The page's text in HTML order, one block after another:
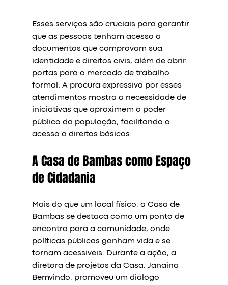
Esses serviços são cruciais para garantir
que as pessoas tenham acesso a
documentos que comprovam sua
identidade e direitos civis, além de abrir
portas para o mercado de trabalho
formal. A procura expressiva por esses
atendimentos mostra a necessidade de
iniciativas que aproximem o poder
público da população, facilitando o
acesso a direitos básicos.
A Casa de Bambas como Espaço
de Cidadania
Mais do que um local físico, a Casa de
Bambas se destaca como um ponto de
encontro para a comunidade, onde
políticas públicas ganham vida e se
tornam acessíveis. Durante a ação, a
diretora de projetos da Casa, Janaína
Bemvindo, promoveu um diálogo